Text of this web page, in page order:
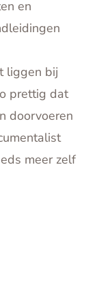
en
liggen bij
prettig dat
doorvoeren
meer zelf